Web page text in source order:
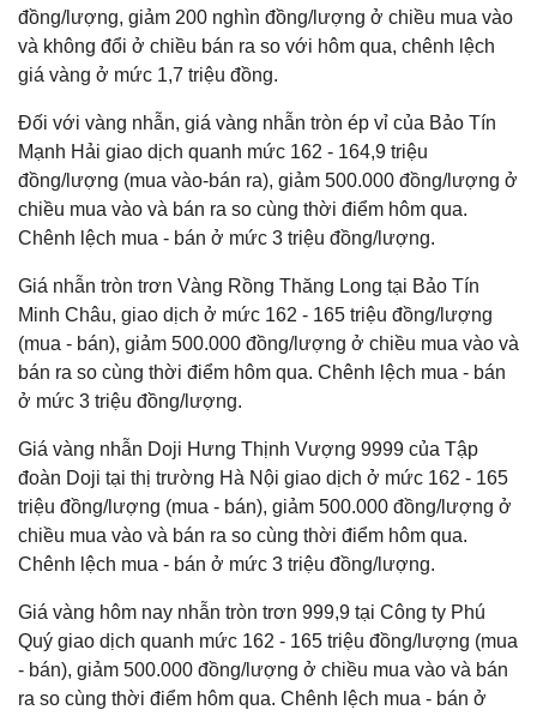
đồng/lượng, giảm 200 nghìn đồng/lượng ở chiều mua vào
và không đổi ở chiều bán ra so với hôm qua, chênh lệch
giá vàng ở mức 1,7 triệu đồng.
Đối với vàng nhẫn, giá vàng nhẫn tròn ép vỉ của Bảo Tín
Mạnh Hải giao dịch quanh mức 162 - 164,9 triệu
đồng/lượng (mua vào-bán ra), giảm 500.000 đồng/lượng ở
chiều mua vào và bán ra so cùng thời điểm hôm qua.
Chênh lệch mua - bán ở mức 3 triệu đồng/lượng.
Giá nhẫn tròn trơn Vàng Rồng Thăng Long tại Bảo Tín
Minh Châu, giao dịch ở mức 162 - 165 triệu đồng/lượng
(mua - bán), giảm 500.000 đồng/lượng ở chiều mua vào và
bán ra so cùng thời điểm hôm qua. Chênh lệch mua - bán
ở mức 3 triệu đồng/lượng.
Giá vàng nhẫn Doji Hưng Thịnh Vượng 9999 của Tập
đoàn Doji tại thị trường Hà Nội giao dịch ở mức 162 - 165
triệu đồng/lượng (mua - bán), giảm 500.000 đồng/lượng ở
chiều mua vào và bán ra so cùng thời điểm hôm qua.
Chênh lệch mua - bán ở mức 3 triệu đồng/lượng.
Giá vàng hôm nay nhẫn tròn trơn 999,9 tại Công ty Phú
Quý giao dịch quanh mức 162 - 165 triệu đồng/lượng (mua
- bán), giảm 500.000 đồng/lượng ở chiều mua vào và bán
ra so cùng thời điểm hôm qua. Chênh lệch mua - bán ở